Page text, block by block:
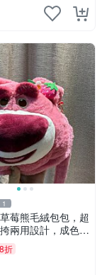
1
莓熊毛絨包包，超
兩用設計，成色上
粉紅草莓 毛絨包 超
折